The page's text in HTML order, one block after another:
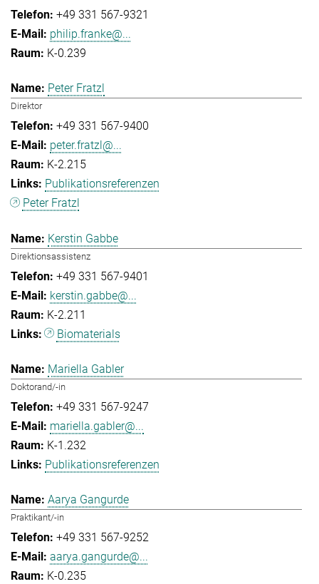
+49 331 567-9321
philip.franke@...
K-0.239
Peter Fratzl
Direktor
+49 331 567-9400
peter.fratzl@...
K-2.215
Publikationsreferenzen
Peter Fratzl
Kerstin Gabbe
Direktionsassistenz
+49 331 567-9401
kerstin.gabbe@...
K-2.211
Biomaterials
Mariella Gabler
Doktorand/-in
+49 331 567-9247
mariella.gabler@...
K-1.232
Publikationsreferenzen
Aarya Gangurde
Praktikant/-in
+49 331 567-9252
aarya.gangurde@...
K-0.235